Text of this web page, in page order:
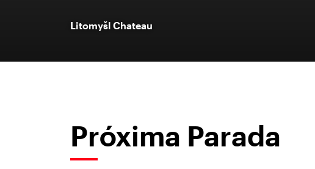
Litomyšl Chateau
Próxima Parada